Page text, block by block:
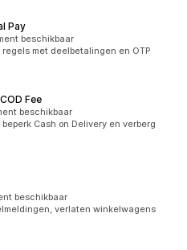
Pay
beschikbaar
met deelbetalingen en OTP
Fee
beschikbaar
Cash on Delivery en verberg
beschikbaar
verlaten winkelwagens